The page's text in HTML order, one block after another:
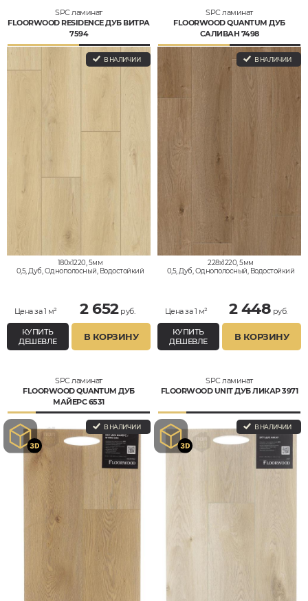
SPC ламинат
FLOORWOOD RESIDENCE ДУБ ВИТРА
7594
В НАЛИЧИИ
180x1220, 5мм
0,5, Дуб, Однополосный, Водостойкий
Цена за 1 м² 2 652руб.
КУПИТЬ
ДЕШЕВЛЕ
В КОРЗИНУ
SPC ламинат
FLOORWOOD QUANTUM ДУБ
САЛИВАН 7498
В НАЛИЧИИ
228x1220, 5мм
0,5, Дуб, Однополосный, Водостойкий
Цена за 1 м² 2 448 руб.
КУПИТЬ
ДЕШЕВЛЕ
В КОРЗИНУ
SPC ламинат
FLOORWOOD QUANTUM ДУБ
МАЙЕРС 6531
В НАЛИЧИИ
SPC ламинат
FLOORWOOD UNIT ДУБ ЛИКАР 3971
В НАЛИЧИИ